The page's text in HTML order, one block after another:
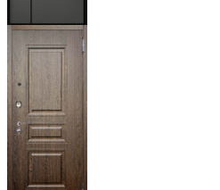
Мичиган